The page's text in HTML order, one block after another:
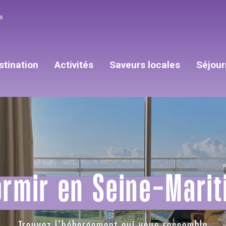
Activités Saveurs locales
en Seine-